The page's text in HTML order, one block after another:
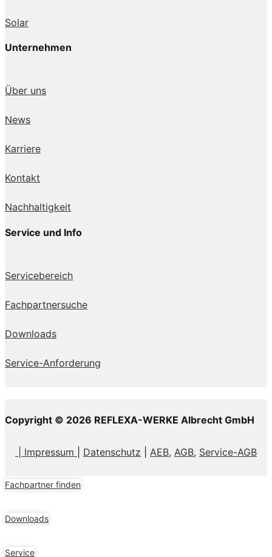
Solar
Unternehmen
Über uns
News
Karriere
Kontakt
Nachhaltigkeit
Service und Info
Servicebereich
Fachpartnersuche
Downloads
Service-Anforderung
Copyright © 2026 REFLEXA-WERKE Albrecht GmbH
| Impressum Datenschutz AEB, AGB, Service-AGB
Fachpartner finden
Downloads
Service